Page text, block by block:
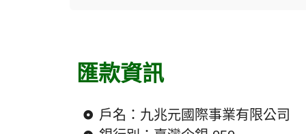
匯款資訊
戶名：九兆元國際事業有限公司